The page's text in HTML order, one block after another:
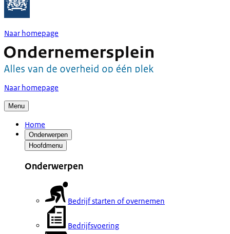
Naar homepage
Naar homepage
Menu
Home
Onderwerpen
Hoofdmenu
Onderwerpen
Bedrijf starten of overnemen
Bedrijfsvoering